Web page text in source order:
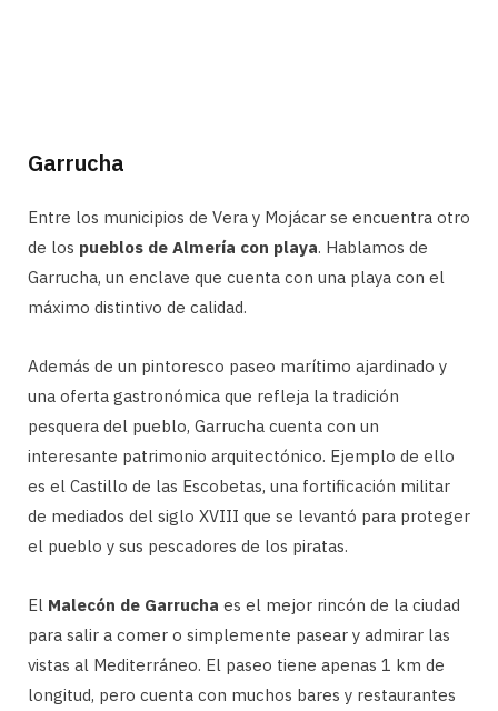
Garrucha
Entre los municipios de Vera y Mojácar se encuentra otro
de los pueblos de Almería con playa. Hablamos de
Garrucha, un enclave que cuenta con una playa con el
máximo distintivo de calidad.
Además de un pintoresco paseo marítimo ajardinado y
una oferta gastronómica que refleja la tradición
pesquera del pueblo, Garrucha cuenta con un
interesante patrimonio arquitectónico. Ejemplo de ello
es el Castillo de las Escobetas, una fortificación militar
de mediados del siglo XVIII que se levantó para proteger
el pueblo y sus pescadores de los piratas.
El Malecón de Garrucha es el mejor rincón de la ciudad
para salir a comer o simplemente pasear y admirar las
vistas al Mediterráneo. El paseo tiene apenas 1 km de
longitud, pero cuenta con muchos bares y restaurantes